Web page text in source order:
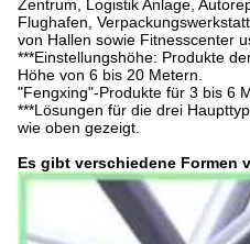
Zentrum, LogistikAnlage,
Flughafen,
von Hallen sowie Fitnesscenter
***Einstellungshöhe: Produkte
Höhe von 6 bis 20 Metern.
"Fengxing"-Produkte für 3 bis 6
***Lösungen für die drei
wie oben gezeigt.
Es gibt verschiedene Formen